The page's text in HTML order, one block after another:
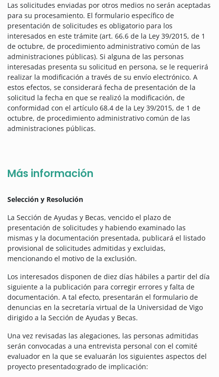
Las solicitudes enviadas por otros medios no serán aceptadas
para su procesamiento. El formulario específico de
presentación de solicitudes es obligatorio para los
interesados ​​en este trámite (art. 66.6 de la Ley 39/2015, de 1
de octubre, de procedimiento administrativo común de las
administraciones públicas). Si alguna de las personas
interesadas presenta su solicitud en persona, se le requerirá
realizar la modificación a través de su envío electrónico. A
estos efectos, se considerará fecha de presentación de la
solicitud la fecha en que se realizó la modificación, de
conformidad con el artículo 68.4 de la Ley 39/2015, de 1 de
octubre, de procedimiento administrativo común de las
administraciones públicas.
Más información
Selección y Resolución
La Sección de Ayudas y Becas, vencido el plazo de
presentación de solicitudes y habiendo examinado las
mismas y la documentación presentada, publicará el listado
provisional de solicitudes admitidas y excluidas,
mencionando el motivo de la exclusión.
Los interesados ​​disponen de diez días hábiles a partir del día
siguiente a la publicación para corregir errores y falta de
documentación. A tal efecto, presentarán el formulario de
denuncias en la secretaría virtual de la Universidad de Vigo
dirigido a la Sección de Ayudas y Becas.
Una vez revisadas las alegaciones, las personas admitidas
serán convocadas a una entrevista personal con el comité
evaluador en la que se evaluarán los siguientes aspectos del
proyecto presentado:grado de implicación: